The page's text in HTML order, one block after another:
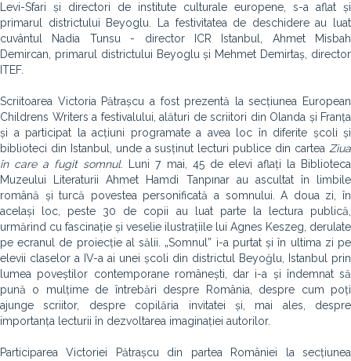
Levi-Sfari și directori de institute culturale europene, s-a aflat și
primarul districtului Beyoglu. La festivitatea de deschidere au luat
cuvântul Nadia Tunsu - director ICR Istanbul, Ahmet Misbah
Demircan, primarul districtului Beyoglu și Mehmet Demirtaș, director
ITEF.
Scriitoarea Victoria Pătrașcu a fost prezentă la secțiunea European
Childrens Writers a festivalului, alături de scriitori din Olanda și Franța
și a participat la acțiuni programate a avea loc în diferite școli și
biblioteci din Istanbul, unde a susținut lecturi publice din cartea Ziua
în care a fugit somnul. Luni 7 mai, 45 de elevi aflați la Biblioteca
Muzeului Literaturii Ahmet Hamdi Tanpınar au ascultat în limbile
română și turcă povestea personificată a somnului. A doua zi, în
același loc, peste 30 de copii au luat parte la lectura publică,
urmărind cu fascinație și veselie ilustrațiile lui Agnes Keszeg, derulate
pe ecranul de proiecție al sălii. „Somnul” i-a purtat și în ultima zi pe
elevii claselor a IV-a ai unei școli din districtul Beyoğlu, Istanbul prin
lumea poveștilor contemporane românești, dar i-a și îndemnat să
pună o mulțime de întrebări despre România, despre cum poți
ajunge scriitor, despre copilăria invitatei și, mai ales, despre
importanța lecturii în dezvoltarea imaginației autorilor.
Participarea Victoriei Pătrașcu din partea României la secțiunea